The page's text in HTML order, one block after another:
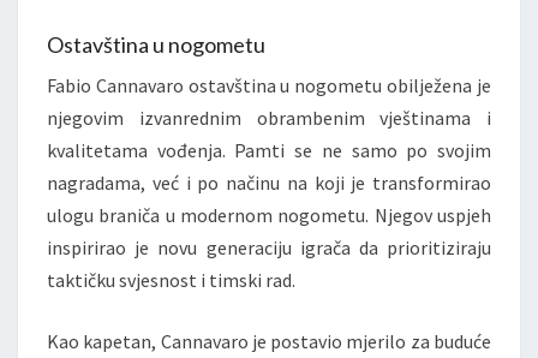
Ostavština u nogometu
Fabio Cannavaro ostavština u nogometu obilježena je
njegovim izvanrednim obrambenim vještinama i
kvalitetama vođenja. Pamti se ne samo po svojim
nagradama, već i po načinu na koji je transformirao
ulogu braniča u modernom nogometu. Njegov uspjeh
inspirirao je novu generaciju igrača da prioritiziraju
taktičku svjesnost i timski rad.
Kao kapetan, Cannavaro je postavio mjerilo za buduće